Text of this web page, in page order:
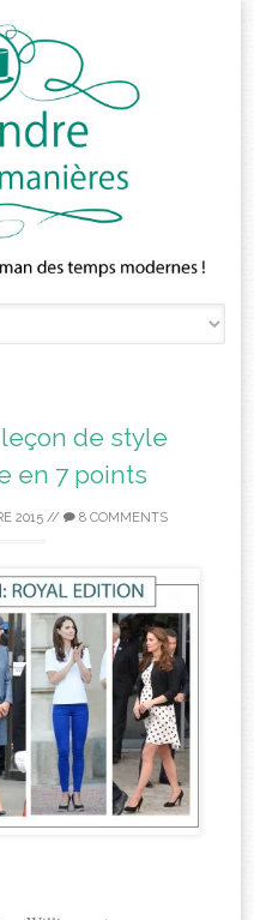
de style
en 7 points
2015 // 8 COMMENTS